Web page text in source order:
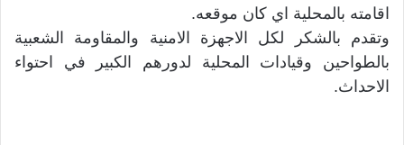
اقامته بالمحلية اي كان موقعه.
وتقدم بالشكر لكل الاجهزة الامنية والمقاومة الشعبية
بالطواحين وقيادات المحلية لدورهم الكبير في احتواء
الاحداث.